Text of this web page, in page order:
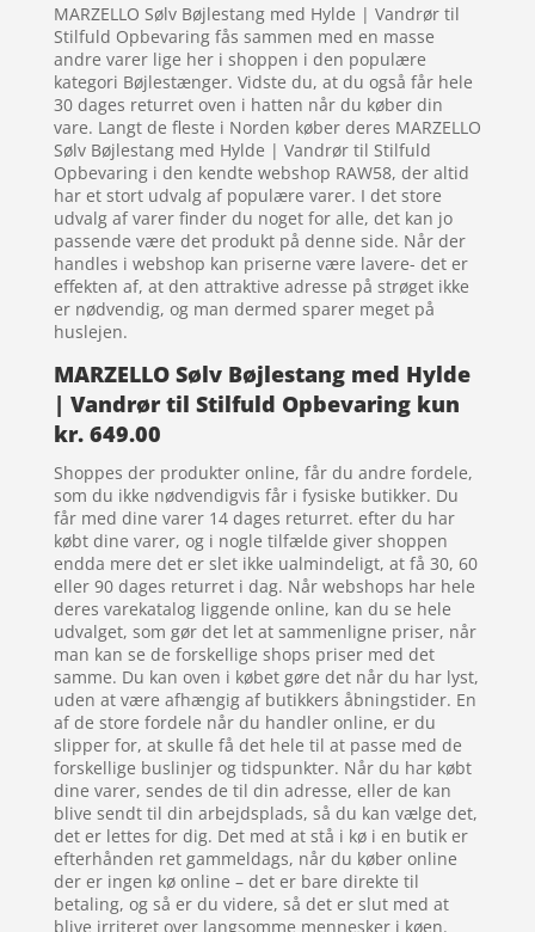
MARZELLO Sølv Bøjlestang med Hylde | Vandrør til
Stilfuld Opbevaring fås sammen med en masse
andre varer lige her i shoppen i den populære
kategori Bøjlestænger. Vidste du, at du også får hele
30 dages returret oven i hatten når du køber din
vare. Langt de fleste i Norden køber deres MARZELLO
Sølv Bøjlestang med Hylde | Vandrør til Stilfuld
Opbevaring i den kendte webshop RAW58, der altid
har et stort udvalg af populære varer. I det store
udvalg af varer finder du noget for alle, det kan jo
passende være det produkt på denne side. Når der
handles i webshop kan priserne være lavere- det er
effekten af, at den attraktive adresse på strøget ikke
er nødvendig, og man dermed sparer meget på
huslejen.
MARZELLO Sølv Bøjlestang med Hylde
| Vandrør til Stilfuld Opbevaring kun
kr. 649.00
Shoppes der produkter online, får du andre fordele,
som du ikke nødvendigvis får i fysiske butikker. Du
får med dine varer 14 dages returret. efter du har
købt dine varer, og i nogle tilfælde giver shoppen
endda mere det er slet ikke ualmindeligt, at få 30, 60
eller 90 dages returret i dag. Når webshops har hele
deres varekatalog liggende online, kan du se hele
udvalget, som gør det let at sammenligne priser, når
man kan se de forskellige shops priser med det
samme. Du kan oven i købet gøre det når du har lyst,
uden at være afhængig af butikkers åbningstider. En
af de store fordele når du handler online, er du
slipper for, at skulle få det hele til at passe med de
forskellige buslinjer og tidspunkter. Når du har købt
dine varer, sendes de til din adresse, eller de kan
blive sendt til din arbejdsplads, så du kan vælge det,
det er lettes for dig. Det med at stå i kø i en butik er
efterhånden ret gammeldags, når du køber online
der er ingen kø online – det er bare direkte til
betaling, og så er du videre, så det er slut med at
blive irriteret over langsomme mennesker i køen.